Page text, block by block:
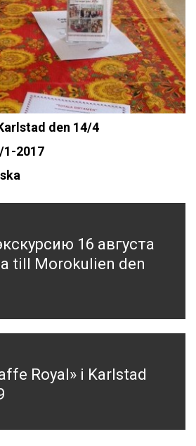
den 14/4
2017
16 августа
till Morokulien den
Royal» i Karlstad